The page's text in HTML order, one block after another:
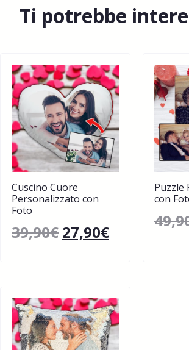
Ti potrebbe
Cuscino Cuore
Personalizzato con
Foto
39,90€ 27,90€
Puzzle
con